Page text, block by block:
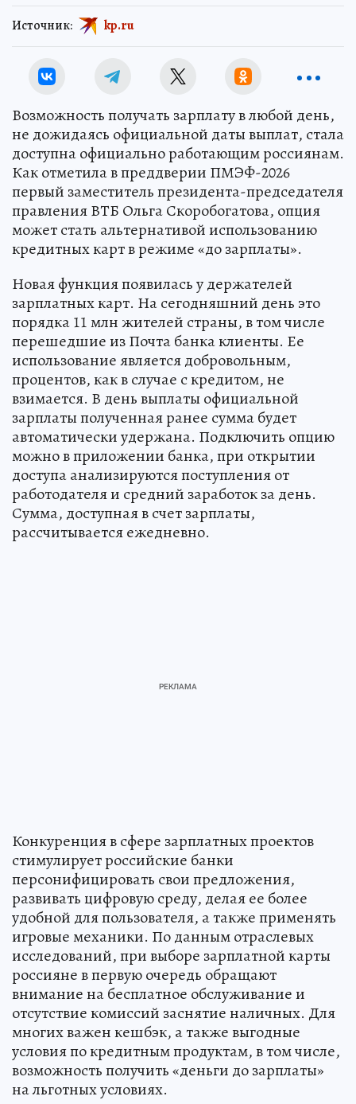
Источник: kp.ru
Возможность получать зарплату в любой день,
не дожидаясь официальной даты выплат, стала
доступна официально работающим россиянам.
Как отметила в преддверии ПМЭФ-2026
первый заместитель президента-председателя
правления ВТБ Ольга Скоробогатова, опция
может стать альтернативой использованию
кредитных карт в режиме «до зарплаты».
Новая функция появилась у держателей
зарплатных карт. На сегодняшний день это
порядка 11 млн жителей страны, в том числе
перешедшие из Почта банка клиенты. Ее
использование является добровольным,
процентов, как в случае с кредитом, не
взимается. В день выплаты официальной
зарплаты полученная ранее сумма будет
автоматически удержана. Подключить опцию
можно в приложении банка, при открытии
доступа анализируются поступления от
работодателя и средний заработок за день.
Сумма, доступная в счет зарплаты,
рассчитывается ежедневно.
Конкуренция в сфере зарплатных проектов
стимулирует российские банки
персонифицировать свои предложения,
развивать цифровую среду, делая ее более
удобной для пользователя, а также применять
игровые механики. По данным отраслевых
исследований, при выборе зарплатной карты
россияне в первую очередь обращают
внимание на бесплатное обслуживание и
отсутствие комиссий заснятие наличных. Для
многих важен кешбэк, а также выгодные
условия по кредитным продуктам, в том числе,
возможность получить «деньги до зарплаты»
на льготных условиях.